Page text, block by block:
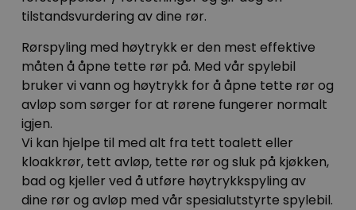
tilstandsvurdering av dine rør.
Rørspyling med høytrykk er den mest effektive
måten å åpne tette rør på. Med vår spylebil
bruker vi vann og høytrykk for å åpne tette rør og
avløp som sørger for at rørene fungerer normalt
igjen.
Vi kan hjelpe til med alt fra tett toalett eller
kloakkrør, tett avløp, tette rør og sluk på kjøkken,
bad og kjeller ved å utføre høytrykkspyling av
dine rør og avløp med vår spesialutstyrte spylebil.